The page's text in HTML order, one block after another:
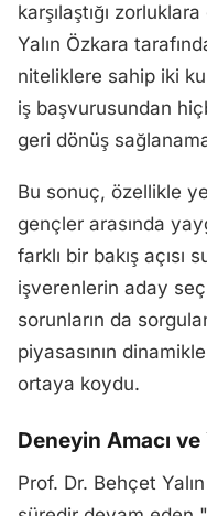
karşılaştığı
Yalın Özkara
niteliklere sahip iki
iş başvurusundan
geri dönüş
Bu sonuç, özellikle
gençler arasında
farklı bir bakış açısı
işverenlerin aday
sorunların da
piyasasının
ortaya koydu.
Deneyin Amacı
Prof. Dr. Behçet